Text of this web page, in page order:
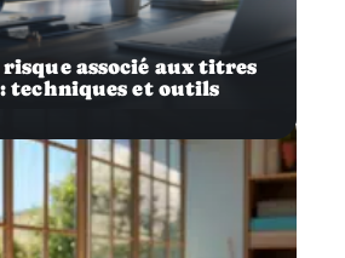
risque associé aux titres
techniques et outils